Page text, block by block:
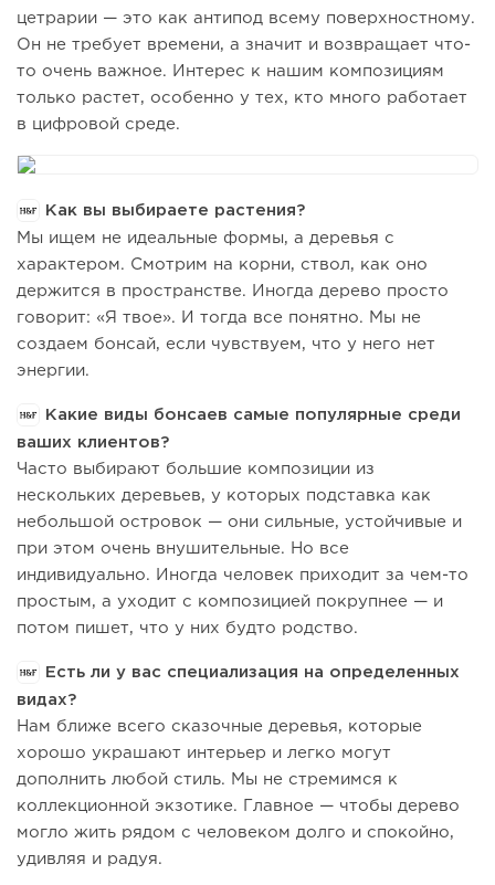
цетрарии — это как антипод всему поверхностному.
Он не требует времени, а значит и возвращает что-
то очень важное. Интерес к нашим композициям
только растет, особенно у тех, кто много работает
в цифровой среде.
Как вы выбираете растения?
Мы ищем не идеальные формы, а деревья с
характером. Смотрим на корни, ствол, как оно
держится в пространстве. Иногда дерево просто
говорит: «Я твое». И тогда все понятно. Мы не
создаем бонсай, если чувствуем, что у него нет
энергии.
Какие виды бонсаев самые популярные среди
ваших клиентов?
Часто выбирают большие композиции из
нескольких деревьев, у которых подставка как
небольшой островок — они сильные, устойчивые и
при этом очень внушительные. Но все
индивидуально. Иногда человек приходит за чем-то
простым, а уходит с композицией покрупнее — и
потом пишет, что у них будто родство.
Есть ли у вас специализация на определенных
видах?
Нам ближе всего сказочные деревья, которые
хорошо украшают интерьер и легко могут
дополнить любой стиль. Мы не стремимся к
коллекционной экзотике. Главное — чтобы дерево
могло жить рядом с человеком долго и спокойно,
удивляя и радуя.